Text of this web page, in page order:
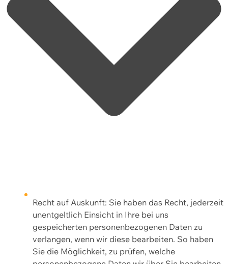
Recht auf Auskunft: Sie haben das Recht, jederzeit
unentgeltlich Einsicht in Ihre bei uns
gespeicherten personenbezogenen Daten zu
verlangen, wenn wir diese bearbeiten. So haben
Sie die Möglichkeit, zu prüfen, welche